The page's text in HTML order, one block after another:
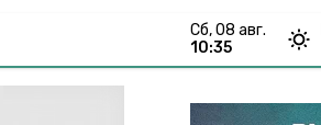
сб, 08 авг.
10:35